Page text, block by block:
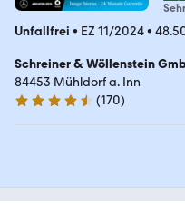
Unfallfrei • EZ 11/2024•
Schreiner & Wöllenstein
84453 Mühldorf a. Inn
4.5 Sterne
(170)